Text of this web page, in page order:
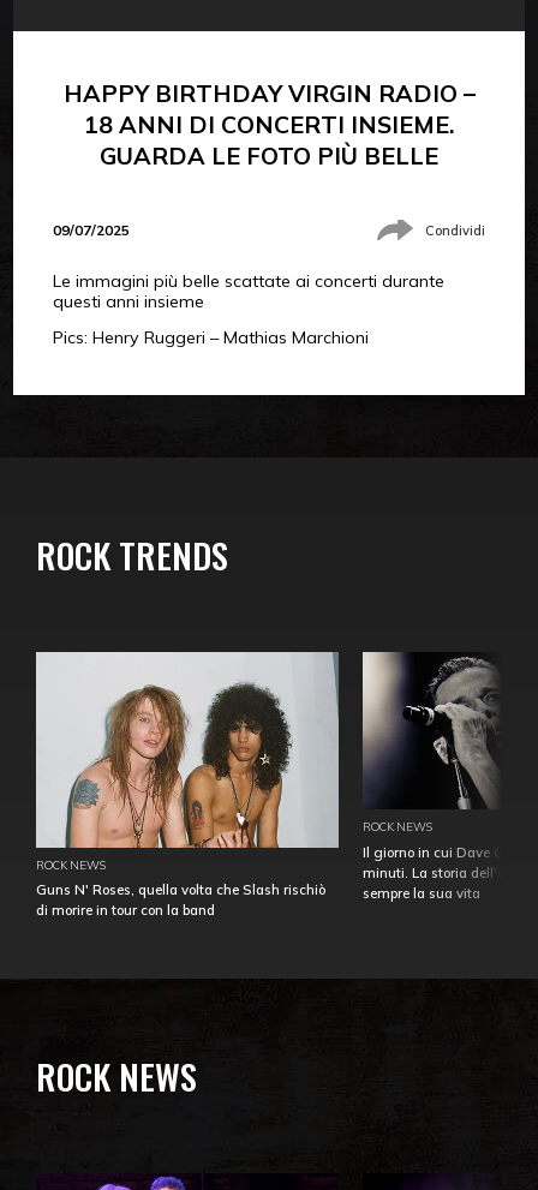
HAPPY BIRTHDAY VIRGIN RADIO –
18 ANNI DI CONCERTI INSIEME.
GUARDA LE FOTO PIÙ BELLE
09/07/2025 Condividi
Le immagini più belle scattate ai concerti durante
questi anni insieme
Pics: Henry Ruggeri – Mathias Marchioni
ROCK TRENDS
ROCK NEWS
Guns N' Roses, quella volta che Slash rischiò
di morire in tour con la band
ROCK NEWS
Il giorno in cui Dave
minuti. La storia
sempre la sua vita
ROCK NEWS